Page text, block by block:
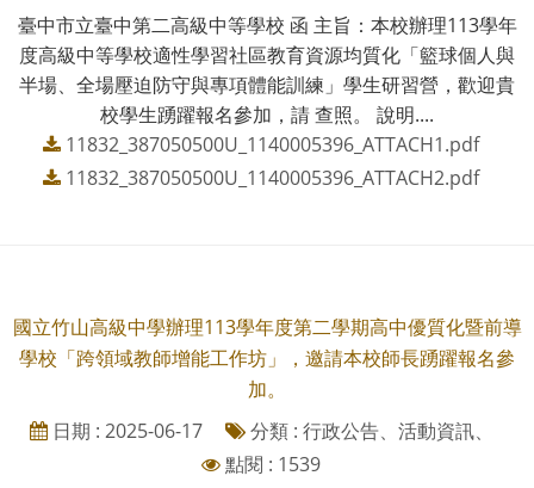
臺中市立臺中第二高級中等學校 函 主旨：本校辦理113學年
度高級中等學校適性學習社區教育資源均質化「籃球個人與
半場、全場壓迫防守與專項體能訓練」學生研習營，歡迎貴
校學生踴躍報名參加，請 查照。 說明....
11832_387050500U_1140005396_ATTACH1.pdf
11832_387050500U_1140005396_ATTACH2.pdf
國立竹山高級中學辦理113學年度第二學期高中優質化暨前導
學校「跨領域教師增能工作坊」，邀請本校師長踴躍報名參
加。
日期 : 2025-06-17
分類 : 行政公告、活動資訊、
點閱 : 1539